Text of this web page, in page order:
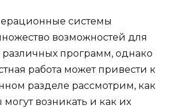
системы
возможностей для
программ, однако
работа может привести к
разделе рассмотрим, как
возникать и как их